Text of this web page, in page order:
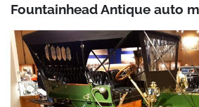
Fountainhead Antique auto